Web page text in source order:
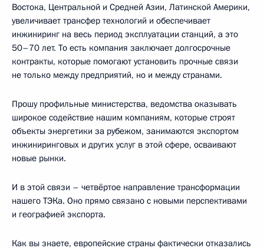
Востока, Центральной и Средней Азии, Латинской Америки,
увеличивает трансфер технологий и обеспечивает
инжиниринг на весь период эксплуатации станций, а это
50–70 лет. То есть компания заключает долгосрочные
контракты, которые помогают установить прочные связи
не только между предприятий, но и между странами.
Прошу профильные министерства, ведомства оказывать
широкое содействие нашим компаниям, которые строят
объекты энергетики за рубежом, занимаются экспортом
инжиниринговых и других услуг в этой сфере, осваивают
новые рынки.
И в этой связи – четвёртое направление трансформации
нашего ТЭКа. Оно прямо связано с новыми перспективами
и географией экспорта.
Как вы знаете, европейские страны фактически отказались